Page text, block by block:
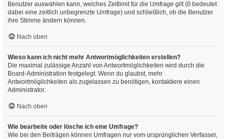
Benutzer auswählen kann, welches Zeitlimit für die Umfrage gilt (0 bedeutet
dabei eine zeitlich unbegrenzte Umfrage) und schließlich, ob die Benutzer
ihre Stimme ändern können.
Nach oben
Wieso kann ich nicht mehr Antwortmöglichkeiten erstellen?
Die maximal zulässige Anzahl von Antwortmöglichkeiten wird durch die
Board-Administration festgelegt. Wenn du glaubst, mehr
Antwortmöglichkeiten als zugelassen zu benötigen, kontaktiere einen
Administrator.
Nach oben
Wie bearbeite oder lösche ich eine Umfrage?
Wie bei den Beiträgen können Umfragen nur vom ursprünglichen Verfasser,